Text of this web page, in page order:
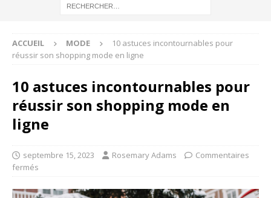
ACCUEIL MODE
10 astuces incontournables pour
réussir son shopping mode en ligne
10 astuces incontournables pour
réussir son shopping mode en
ligne
septembre 15, 2023 Rosemary Adams
Commentaires
fermés